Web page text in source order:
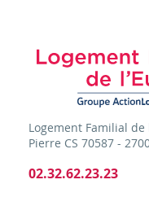
Logement Familial de
Pierre CS 70587 -
02.32.62.23.23